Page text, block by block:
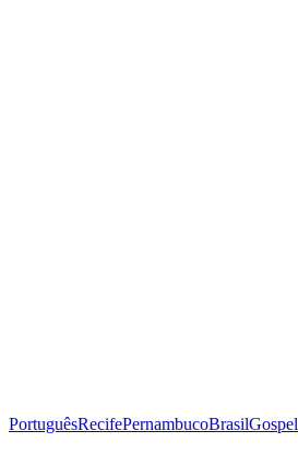
PortuguêsRecifePernambucoBrasilGospel